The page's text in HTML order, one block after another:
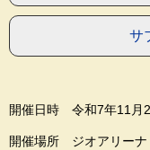
サ
開催日時 令和7年11月
開催場所 ジオアリーナ